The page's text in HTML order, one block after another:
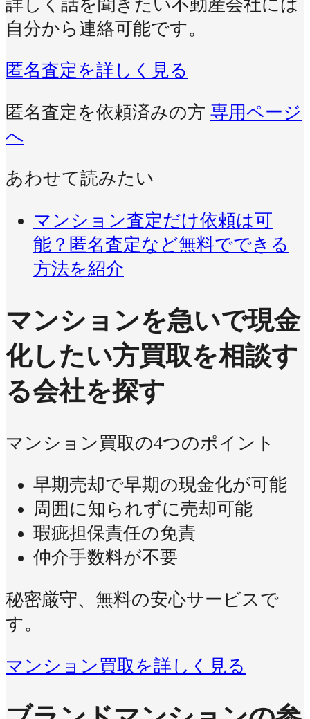
詳しく話を聞きたい不動産会社には
自分から連絡可能です。
匿名査定を詳しく見る
匿名査定を依頼済みの方 専用ページ
へ
あわせて読みたい
マンション査定だけ依頼は可
能？匿名査定など無料でできる
方法を紹介
マンションを急いで現金
化したい方買取を相談す
る会社を探す
マンション買取の4つのポイント
早期売却で早期の現金化が可能
周囲に知られずに売却可能
瑕疵担保責任の免責
仲介手数料が不要
秘密厳守、無料の安心サービスで
す。
マンション買取を詳しく見る